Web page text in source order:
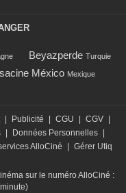
Beyazperde Turquie
México Mexique
Publicité CGU CGV
Données Personnelles
AlloCiné
Gérer Utiq
sur le numéro AlloCiné :